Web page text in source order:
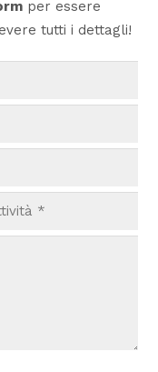
per essere
tutti i dettagli!